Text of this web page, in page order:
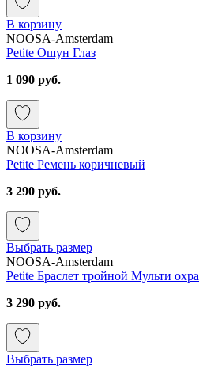
В корзину
NOOSA-Amsterdam
Petite Ошун Глаз
1 090 руб.
В корзину
NOOSA-Amsterdam
Petite Ремень коричневый
3 290 руб.
Выбрать размер
NOOSA-Amsterdam
Petite Браслет тройной Мульти охра
3 290 руб.
Выбрать размер